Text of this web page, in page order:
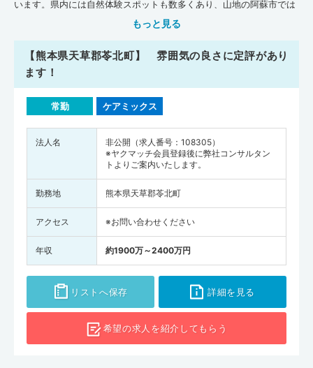
います。県内には自然体験スポットも数多くあり、山地の阿蘇市では
乗馬体験ができたり、海沿いの天草市ではイルカウォッチングができ
熊本ラーメン・だご汁などの名物もそろっているので、仕事帰りに外
食を楽しむのも良いでしょう。県内には「熊本大学」医学部もあり、
多くの医師や看護師を輩出しています。日本医師会の『地域医療情報
システム JMAP』によると、平成30年11月時点で、熊本県には一般
診療所が1,246軒、病院が214軒、歯科が916軒、在宅療養支援診療所
が222軒、在宅療養支援病院が46軒、介護施設が4,405軒あります。
全国平均施設数(人口10万人あたり)と比べてみると、熊本県は一般診
療所・歯科の数が全国平均を下まわっています。一方で、病院・在宅
均を上まわっている状況です。病床数（人口10万人あたり）は、一般
院機構 熊本医療センター」をはじめ、研修設備を整えた医療機関もそ
ろっているので、医師として働きながら臨床研修や生涯学習を継続し
やすいでしょう。また厚生労働省が調査・発表した『医師・歯科医
師・薬剤師統計の概況（平成30年）』によると、熊本県全体の医師の
人数は4,661人（全国の医師の人数は327,210人)、熊本市中央区で
1,071人、八代市で339人でした。熊本県の医師の人数を人口10万人あ
たりに換算すると、県全体で261人（全国平均は246人）、熊本市中
央区で575人、八代市で266人となります。熊本県は医師の勤務地が
熊本市内に集中しており、周辺地域では医師が少ない状態です。地域
もっと見る
【熊本県天草郡苓北町】 雰囲気の良さに定評があり
ます！
常勤 ケアミックス
法人名
非公開（求人番号：108305）
※ヤクマッチ会員登録後に弊社コンサルタン
トよりご案内いたします。
勤務地 熊本県天草郡苓北町
アクセス ※お問い合わせください
年収 約1900万～2400万円
リストへ保存 詳細を見る
希望の求人を紹介してもらう